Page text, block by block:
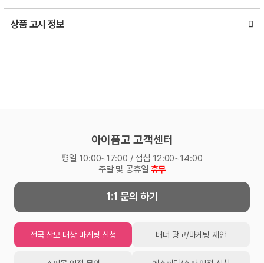
상품 고시 정보
아이품고 고객센터
평일 10:00~17:00 / 점심 12:00~14:00
주말 및 공휴일 휴무
1:1 문의 하기
전국 산모 대상 마케팅 신청 배너 광고/마케팅 제안